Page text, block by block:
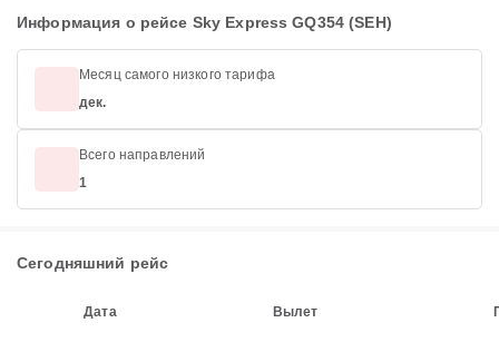
Информация о рейсе Sky Express GQ354 (SEH)
Месяц самого низкого тарифа
дек.
Всего направлений
1
Сегодняшний рейс
Дата Вылет